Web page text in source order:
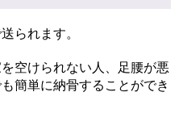
られます。
空けられない人、足腰が悪
簡単に納骨することができ